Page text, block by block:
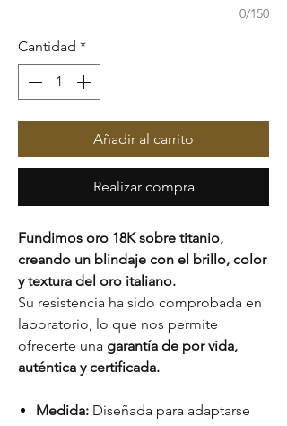
0/150
Cantidad *
Añadir al carrito
Realizar compra
Fundimos oro 18K sobre titanio,
creando un blindaje con el brillo, color
y textura del oro italiano.
Su resistencia ha sido comprobada en
laboratorio, lo que nos permite
ofrecerte una garantía de por vida,
auténtica y certificada.
Medida: Diseñada para adaptarse